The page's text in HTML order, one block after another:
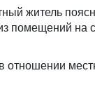
житель
помещений на